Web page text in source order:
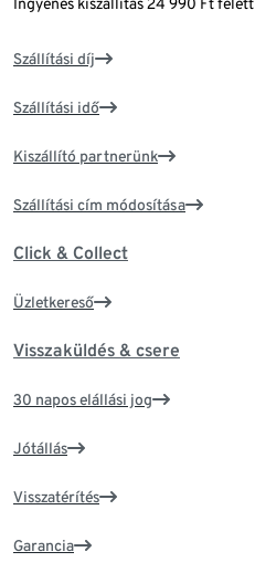
Szállítási díj
Szállítási idő
Kiszállító partnerünk
Szállítási cím módosítása
Click & Collect
Üzletkereső
Visszaküldés & csere
30 napos elállási jog
Jótállás
Visszatérítés
Garancia